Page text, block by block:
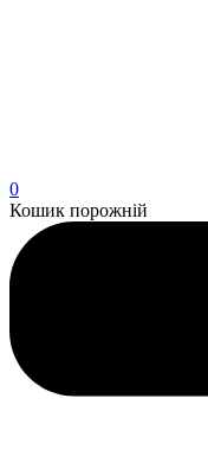
0
Кошик порожній